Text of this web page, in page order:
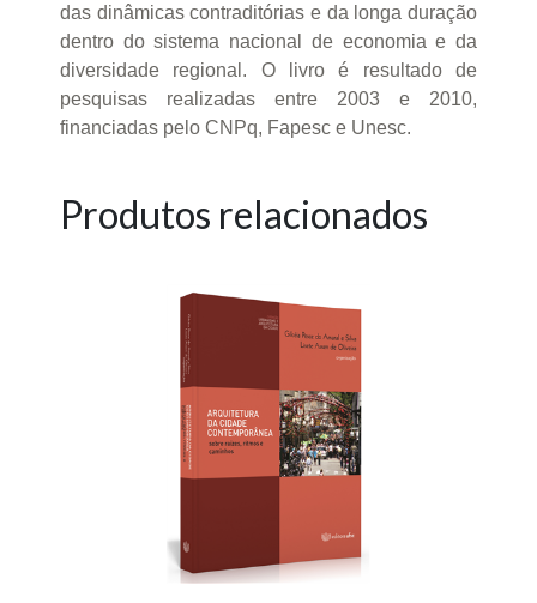
das dinâmicas contraditórias e da longa duração
dentro do sistema nacional de economia e da
diversidade regional. O livro é resultado de
pesquisas realizadas entre 2003 e 2010,
financiadas pelo CNPq, Fapesc e Unesc.
Produtos relacionados